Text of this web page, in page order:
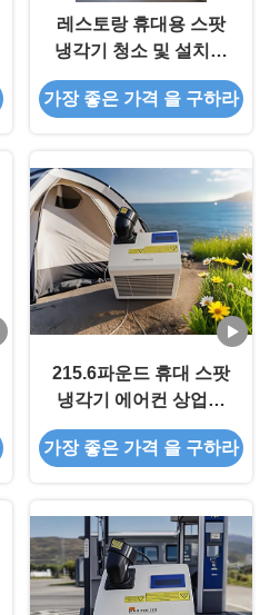
레스토랑 휴대용 스팟
냉각기 청소 및 설치가
쉬운 스팟 냉각기 AC
가장 좋은 가격 을 구하라
215.6파운드 휴대 스팟
냉각기 에어컨 상업용
에너지 절약
가장 좋은 가격 을 구하라